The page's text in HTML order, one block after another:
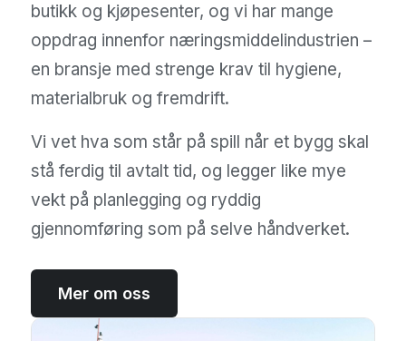
butikk og kjøpesenter, og vi har mange
oppdrag innenfor næringsmiddelindustrien –
en bransje med strenge krav til hygiene,
materialbruk og fremdrift.
Vi vet hva som står på spill når et bygg skal
stå ferdig til avtalt tid, og legger like mye
vekt på planlegging og ryddig
gjennomføring som på selve håndverket.
Mer om oss